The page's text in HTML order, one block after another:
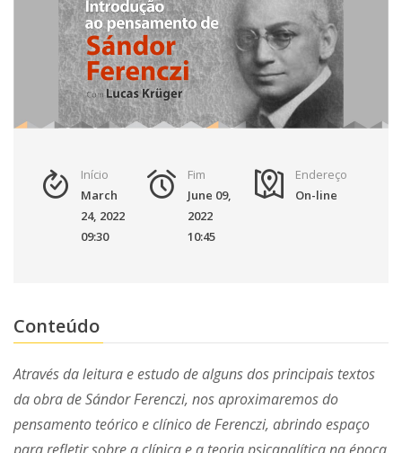
Início
March
24, 2022
09:30
Fim
June 09,
2022
10:45
Endereço
On-line
Conteúdo
Através da leitura e estudo de alguns dos principais textos
da obra de Sándor Ferenczi, nos aproximaremos do
pensamento teórico e clínico de Ferenczi, abrindo espaço